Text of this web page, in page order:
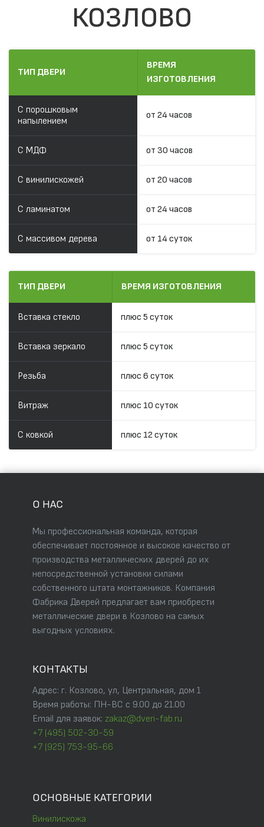
КОЗЛОВО
ТИП ДВЕРИ
ВРЕМЯ
ИЗГОТОВЛЕНИЯ
С порошковым
напылением
от 24 часов
С МДФ от 30 часов
С винилискожей от 20 часов
С ламинатом от 24 часов
С массивом дерева от 14 суток
ТИП ДВЕРИ ВРЕМЯ ИЗГОТОВЛЕНИЯ
Вставка стекло плюс 5 суток
Вставка зеркало плюс 5 суток
Резьба плюс 6 суток
Витраж плюс 10 суток
С ковкой плюс 12 суток
О НАС
Мы профессиональная команда, которая
обеспечивает постоянное и высокое качество от
производства металлических дверей до их
непосредственной установки силами
собственного штата монтажников. Компания
Фабрика Дверей предлагает вам приобрести
металлические двери в Козлово на самых
выгодных условиях.
КОНТАКТЫ
Адрес: г. Козлово, ул, Центральная, дом 1
Время работы: ПН-ВС с 9.00 до 21.00
Email для заявок: zakaz@dveri-fab.ru
+7 (495) 502-30-59
+7 (925) 753-95-66
ОСНОВНЫЕ КАТЕГОРИИ
Винилискожа